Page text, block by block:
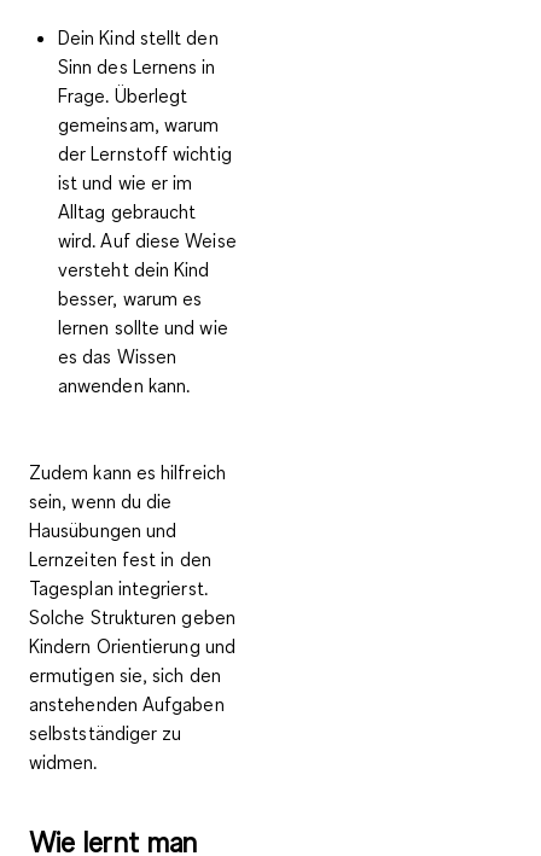
Dein Kind stellt den
Sinn des Lernens in
Frage. Überlegt
gemeinsam, warum
der Lernstoff wichtig
ist und wie er im
Alltag gebraucht
wird. Auf diese Weise
versteht dein Kind
besser, warum es
lernen sollte und wie
es das Wissen
anwenden kann.
Zudem kann es hilfreich
sein, wenn du die
Hausübungen und
Lernzeiten fest in den
Tagesplan integrierst.
Solche Strukturen geben
Kindern Orientierung und
ermutigen sie, sich den
anstehenden Aufgaben
selbstständiger zu
widmen.
Wie lernt man